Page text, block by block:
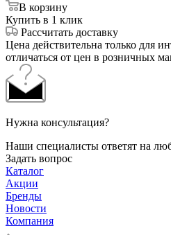
В корзину
Купить в 1 клик
Рассчитать доставку
Цена действительна только для
отличаться от цен в розничных
Нужна консультация?
Наши специалисты ответят на
Задать вопрос
Каталог
Акции
Бренды
Новости
Компания